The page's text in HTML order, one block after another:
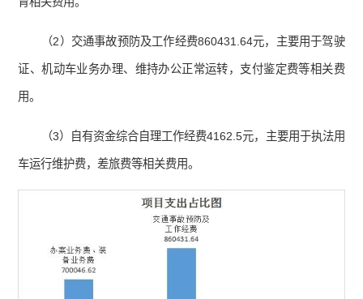
（2）交通事故预防及工作经费860431.64元，主要用于驾驶
证、机动车业务办理、维持办公正常运转，支付鉴定费等相关费
用。
（3）自有资金综合自理工作经费4162.5元，主要用于执法用
车运行维护费，差旅费等相关费用。